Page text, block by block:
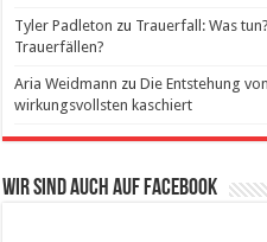
Tyler Padleton zu Trauerfall: Was
Trauerfällen?
Aria Weidmann zuDie Entstehung
wirkungsvollsten kaschiert
Wir sind auch auf Facebook